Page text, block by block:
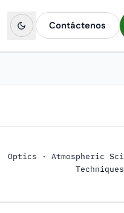
Contáctenos
Optics · Atmospheric